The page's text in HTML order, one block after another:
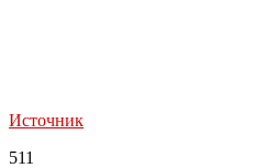
Источник
511